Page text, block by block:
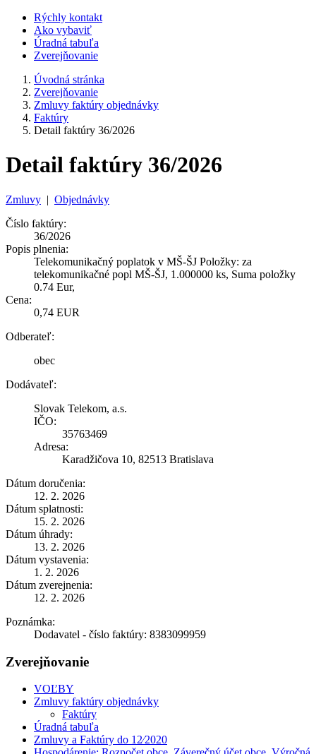
Rýchly kontakt
Ako vybaviť
Úradná tabuľa
Zverejňovanie
Úvodná stránka
Zverejňovanie
Zmluvy faktúry objednávky
Faktúry
Detail faktúry 36/2026
Detail faktúry 36/2026
Zmluvy | Objednávky
Číslo faktúry:
36/2026
Popis plnenia:
Telekomunikačný poplatok v MŠ-ŠJ Položky: za
telekomunikačné popl MŠ-ŠJ, 1.000000 ks, Suma položky
0.74 Eur,
Cena:
0,74 EUR
Odberateľ:
obec
Dodávateľ:
Slovak Telekom, a.s.
IČO:
35763469
Adresa:
Karadžičova 10, 82513 Bratislava
Dátum doručenia:
12. 2. 2026
Dátum splatnosti:
15. 2. 2026
Dátum úhrady:
13. 2. 2026
Dátum vystavenia:
1. 2. 2026
Dátum zverejnenia:
12. 2. 2026
Poznámka:
Dodavatel - číslo faktúry: 8383099959
Zverejňovanie
VOĽBY
Zmluvy faktúry objednávky
Faktúry
Úradná tabuľa
Zmluvy a Faktúry do 12⁄2020